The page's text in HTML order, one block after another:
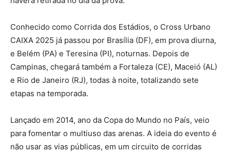
Conhecido como Corrida dos Estádios, o Cross Urbano
CAIXA 2025 já passou por Brasília (DF), em prova diurna,
e Belém (PA) e Teresina (PI), noturnas. Depois de
Campinas, chegará também a Fortaleza (CE), Maceió (AL)
e Rio de Janeiro (RJ), todas à noite, totalizando sete
etapas na temporada.
Lançado em 2014, ano da Copa do Mundo no País, veio
para fomentar o multiuso das arenas. A ideia do evento é
não usar as vias públicas, em um circuito de corridas